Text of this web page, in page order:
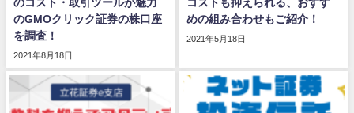
のGMOクリック証券の株口座
を調査！
2021年8月18日
めの組み合わせもご紹介！
2021年5月18日